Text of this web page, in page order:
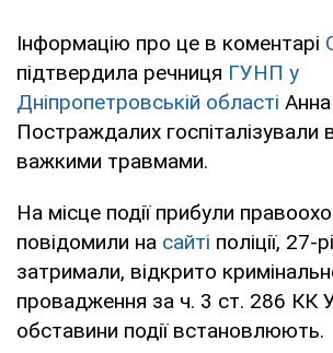
Інформацію про це в коментарі
підтвердила речниця ГУНП у
Дніпропетровській області
Постраждалих госпіталізували
важкими травмами.
На місце події прибули
повідомили на сайті поліції, 27-
затримали, відкрито
провадження за ч. 3 ст. 286 КК
обставини події встановлюють.